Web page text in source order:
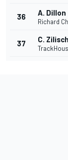
36 A. Dillon
Richard
37 C. Zilisch